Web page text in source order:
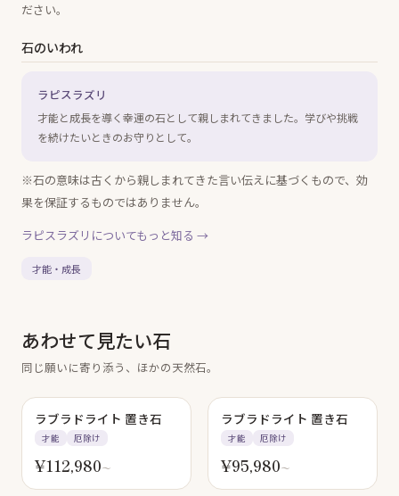
ださい。
石のいわれ
ラピスラズリ
才能と成長を導く幸運の石として親しまれてきました。学びや挑戦
を続けたいときのお守りとして。
※石の意味は古くから親しまれてきた言い伝えに基づくもので、効
果を保証するものではありません。
ラピスラズリ についてもっと知る →
才能・成長
あわせて見たい石
同じ願いに寄り添う、ほかの天然石。
ラブラドライト 置き石
才能 厄除け
¥112,980〜
ラブラドライト 置き石
才能 厄除け
¥95,980〜